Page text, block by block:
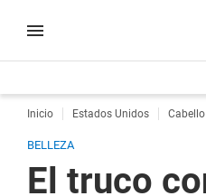
Inicio Estados Unidos Cabello
BELLEZA
El truco